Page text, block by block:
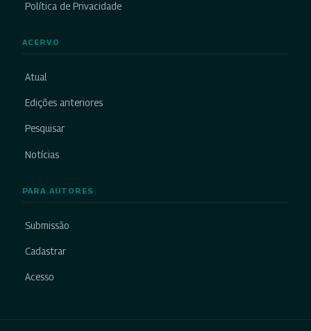
Política de Privacidade
ACERVO
Atual
Edições anteriores
Pesquisar
Notícias
PARA AUTORES
Submissão
Cadastrar
Acesso